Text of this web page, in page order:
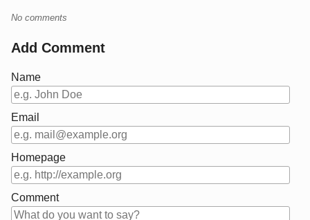
No comments
Add Comment
Name
Email
Homepage
Comment